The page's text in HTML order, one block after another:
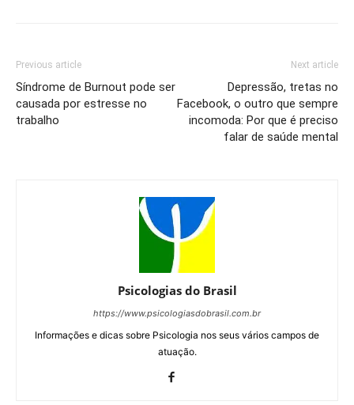
Previous article
Síndrome de Burnout pode ser
causada por estresse no
trabalho
Next article
Depressão, tretas no
Facebook, o outro que sempre
incomoda: Por que é preciso
falar de saúde mental
Psicologias do Brasil
https://www.psicologiasdobrasil.com.br
Informações e dicas sobre Psicologia nos seus vários campos de
atuação.